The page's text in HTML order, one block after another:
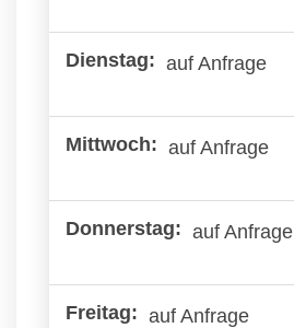
auf Anfrage
auf Anfrage
auf Anfrage
auf Anfrage